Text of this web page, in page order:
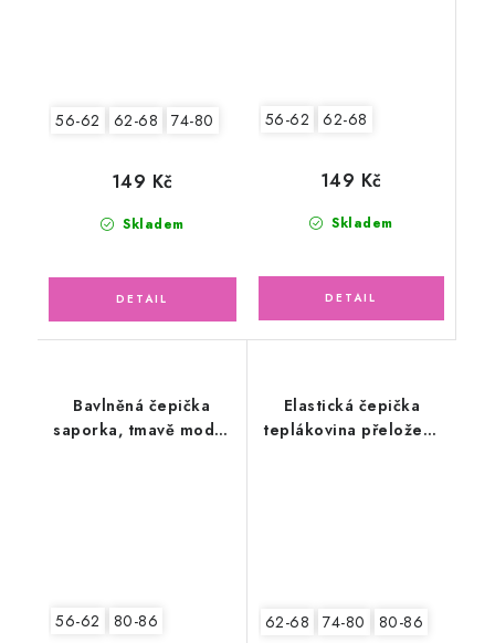
56-62 62-68 74-80
Skladem
149 Kč
56-62 62-68
Skladem
149 Kč
Bavlněná čepička
saporka, tmavě modrý
56-62 80-86
Elastická čepička
teplákovina přeložený
62-68 74-80 80-86